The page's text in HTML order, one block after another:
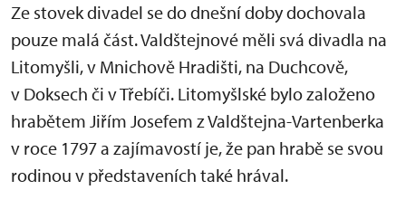
Ze stovek divadel se do dnešní doby dochovala
pouze malá část. Valdštejnové měli svá divadla na
Litomyšli, v Mnichově Hradišti, na Duchcově,
v Doksech či v Třebíči. Litomyšlské bylo založeno
hrabětem Jiřím Josefem z Valdštejna-Vartenberka
v roce 1797 a zajímavostí je, že pan hrabě se svou
rodinou v představeních také hrával.